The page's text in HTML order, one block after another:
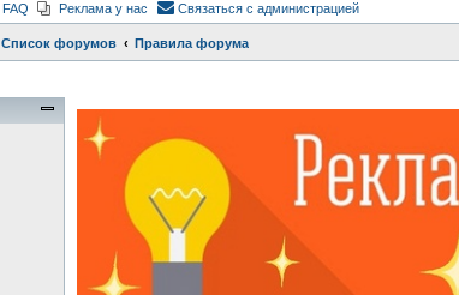
FAQ Реклама у нас Связаться с администрацией
Список форумов
Правила форума